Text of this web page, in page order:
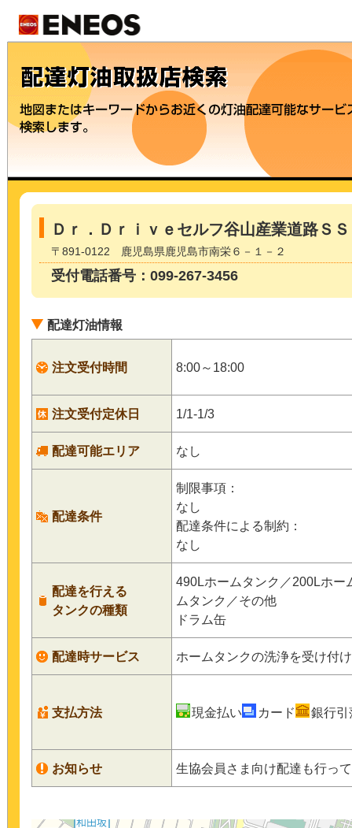
Ｄｒ．Ｄｒｉｖｅセルフ谷山産業道路Ｓ
〒891-0122 鹿児島県鹿児島市南栄６－１－２
受付電話番号：099-267-3456
配達灯油情報
注文受付時間 8:00～18:00
注文受付定休日 1/1-1/3
配達可能エリア なし
配達条件
制限事項：
なし
配達条件による制約：
なし
配達を行える
タンクの種類
490Lホームタンク／200Lホー
ムタンク／その他
ドラム缶
配達時サービス ホームタンクの洗浄を受け付
支払方法 現金払い カード 銀行引
お知らせ 生協会員さま向け配達も行っ